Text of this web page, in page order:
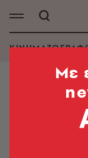
ΘΕΑΤΡΟ - ΟΠΕΡΑ
Γιούλικα
Παρελθόν,
Mε